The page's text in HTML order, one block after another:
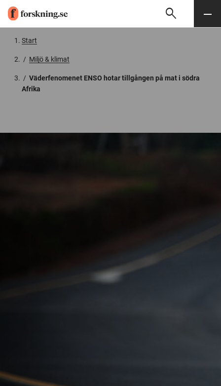
Söksearch Meny
Start
/ Miljö & klimat
/ Väderfenomenet ENSO hotar tillgången på mat i södra
Afrika